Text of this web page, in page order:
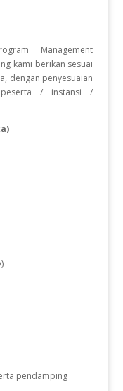
Management
kami berikan sesuai
dengan penyesuaian
peserta / instansi /
pendamping